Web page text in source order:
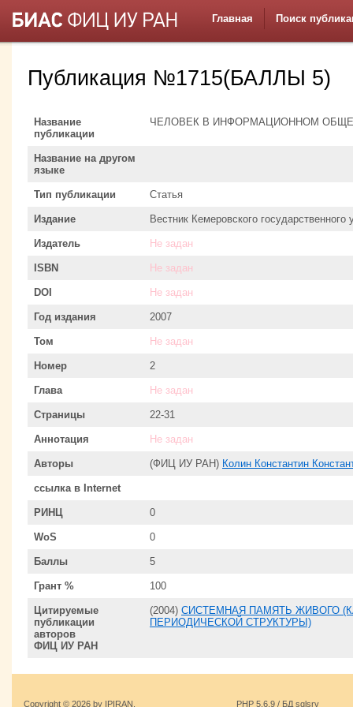
Главная Поиск
Публикация №1715(БАЛЛЫ 5)
Название
публикации
ЧЕЛОВЕК В ИНФОРМАЦИОННОМ
Название на другом
языке
Тип публикации Статья
Издание Вестник Кемеровского государственного
Издатель Не задан
ISBN Не задан
DOI Не задан
Год издания 2007
Том Не задан
Номер 2
Глава Не задан
Страницы 22-31
Аннотация Не задан
Авторы (ФИЦ ИУ РАН) Колин Константин
ссылка в Internet
РИНЦ 0
WoS 0
Баллы 5
Грант % 100
Цитируемые
публикации
авторов
ФИЦ ИУ РАН
(2004) СИСТЕМНАЯ ПАМЯТЬ ЖИВОГО
ПЕРИОДИЧЕСКОЙ СТРУКТУРЫ)
Copyright © 2026 by IPIRAN.
PHP 5.6.9 / БД sqlsrv